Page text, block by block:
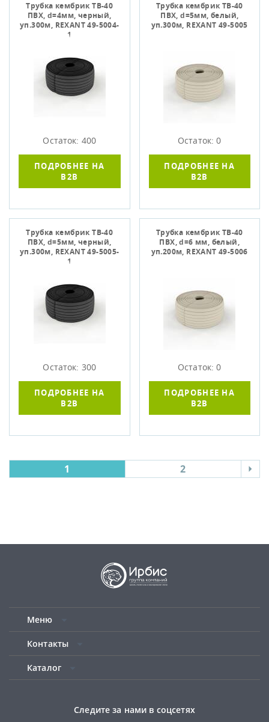
Трубка кембрик ТВ-40
ПВХ, d=4мм, черный,
уп.300м, REXANT 49-5004-
1
Остаток: 400
ПОДРОБНЕЕ НА
B2B
Трубка кембрик ТВ-40
ПВХ, d=5мм, белый,
уп.300м, REXANT 49-5005
Остаток: 0
ПОДРОБНЕЕ НА
B2B
Трубка кембрик ТВ-40
ПВХ, d=5мм, черный,
уп.300м, REXANT 49-5005-
1
Остаток: 300
ПОДРОБНЕЕ НА
B2B
Трубка кембрик ТВ-40
ПВХ, d=6 мм, белый,
уп.200м, REXANT 49-5006
Остаток: 0
ПОДРОБНЕЕ НА
B2B
1 2
Меню
Контакты
Каталог
Следите за нами в соцсетях